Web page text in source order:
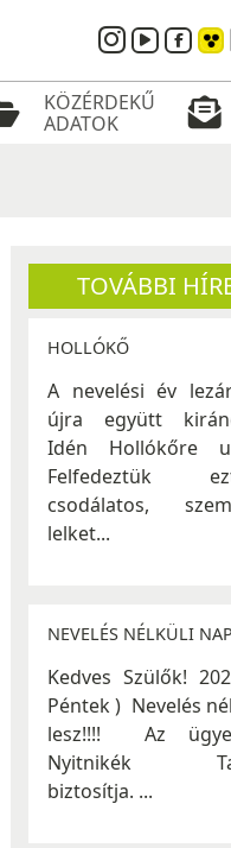
KÖZÉRDEKŰ
ADATOK
TOVÁBBI
HOLLÓKŐ
A nevelési év
újra együtt
Idén Hollókőre
Felfedeztük
csodálatos,
lelket...
NEVELÉS NÉLKÜLI NAP
Kedves Szülők!
Péntek ) Nevelés
lesz!!!! Az
Nyitnikék
biztosítja. ...